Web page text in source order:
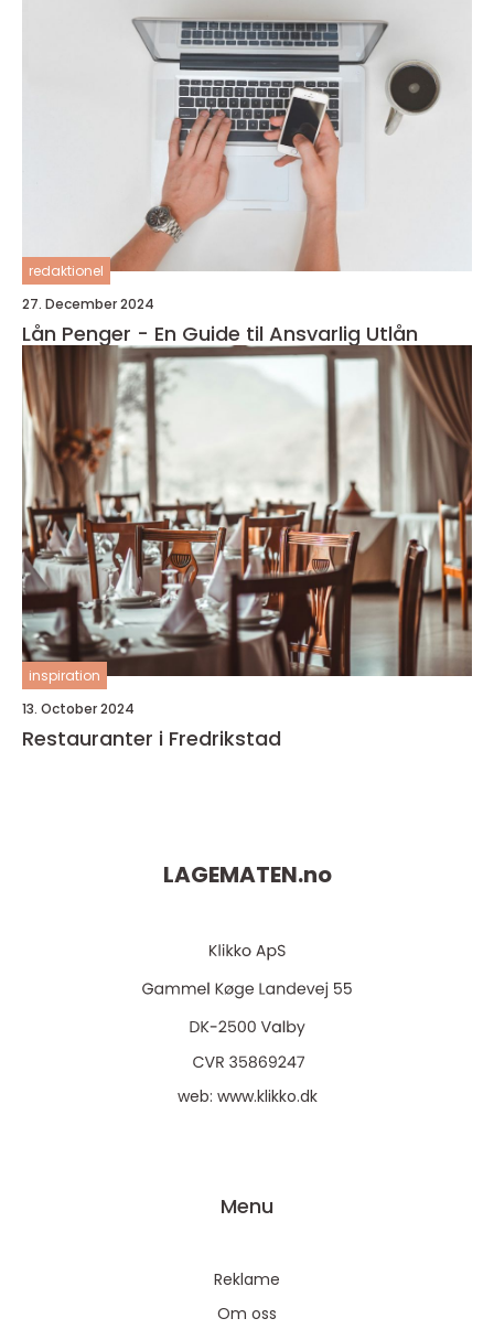
redaktionel
27. December 2024
Lån Penger - En Guide til Ansvarlig Utlån
inspiration
13. October 2024
Restauranter i Fredrikstad
LAGEMATEN.no
web: www.klikko.dk
Menu
Reklame
Om oss